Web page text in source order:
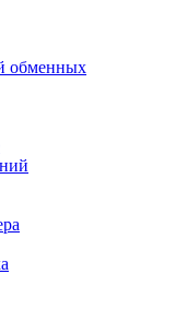
обменных